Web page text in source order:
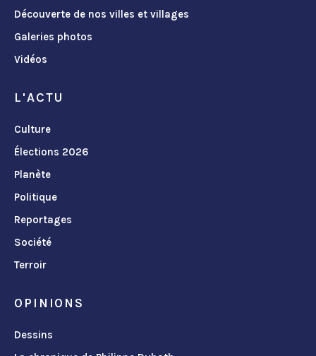
Découverte de nos villes et villages
Galeries photos
Vidéos
L'ACTU
Culture
Élections 2026
Planète
Politique
Reportages
Société
Terroir
OPINIONS
Dessins